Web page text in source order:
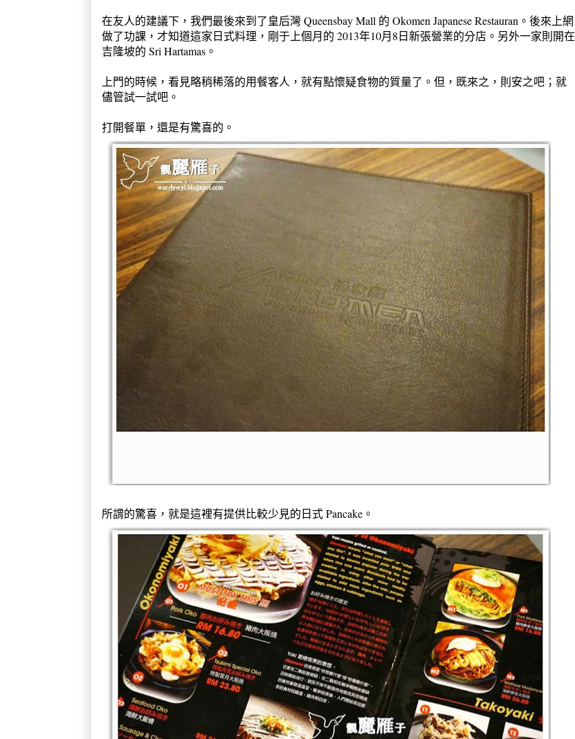
在友人的建議下，我們最後來到了皇后灣 Queensbay Mall 的 Okomen Japanese Restauran。後來上網
做了功課，才知道這家日式料理，剛于上個月的 2013年10月8日新張營業的分店。另外一家則開在
吉隆坡的 Sri Hartamas。
上門的時候，看見略稍稀落的用餐客人，就有點懷疑食物的質量了。但，既來之，則安之吧；就
儘管試一試吧。
打開餐單，還是有驚喜的。
所謂的驚喜，就是這裡有提供比較少見的日式 Pancake。